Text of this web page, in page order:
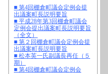
■ 第4回棚倉町議会定例会提
出議案町長説明要旨
■ 平成28年第3回棚倉町議会
定例会提出議案町長説明要旨
（全文）
■ 第２回棚倉町議会定例会提
出議案町長説明要旨
■ 松本英一氏副議長再任（５
期）
■ 第4回棚倉町議会定例会